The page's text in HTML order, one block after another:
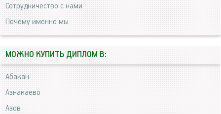
Сотрудничество с нами
Почему именно мы
МОЖНО КУПИТЬ ДИПЛОМ В:
Абакан
Азнакаево
Азов